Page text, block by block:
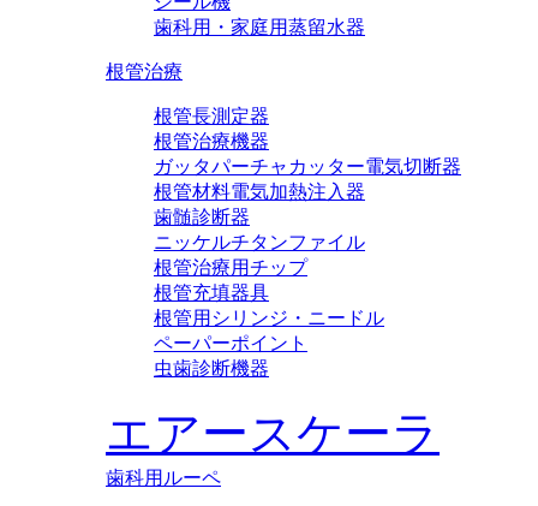
歯科用・家庭用蒸留水器
根管治療
根管長測定器
根管治療機器
ガッタパーチャカッター電気切断器
根管材料電気加熱注入器
歯髄診断器
ニッケルチタンファイル
根管治療用チップ
根管充填器具
根管用シリンジ・ニードル
ペーパーポイント
虫歯診断機器
エアースケーラ
歯科用ルーペ